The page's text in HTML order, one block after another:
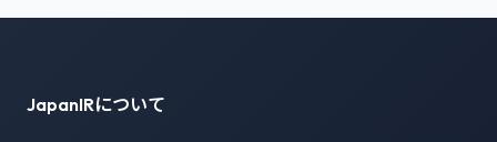
JapanIRについて